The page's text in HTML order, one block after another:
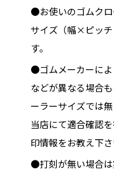
●お使いのゴムク
サイズ（幅×ピッ
す。
●ゴムメーカーによ
などが異なる場合
ーラーサイズでは
当店にて適合確認
印情報をお教え下さ
●打刻が無い場合